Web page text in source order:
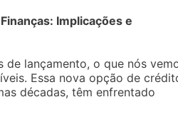
Implicações e
de lançamento, o que nós
Essa nova opção de
décadas, têm enfrentado